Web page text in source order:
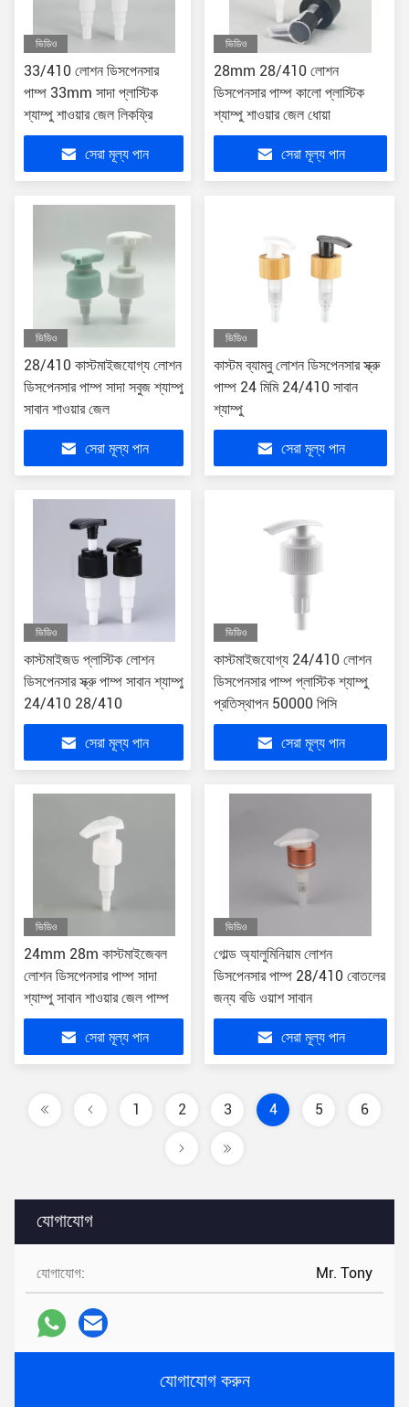
যোগাযোগ
যোগাযোগ: Mr. Tony
যোগাযোগ করুন
ভিডিও
33/410 লোশন ডিসপেনসার
পাম্প 33mm সাদা প্লাস্টিক
শ্যাম্পু শাওয়ার জেল লিকফ্রি
সেরা মূল্য পান
ভিডিও
28mm 28/410 লোশন
ডিসপেনসার পাম্প কালো প্লাস্টিক
শ্যাম্পু শাওয়ার জেল ধোয়া
সেরা মূল্য পান
ভিডিও
28/410 কাস্টমাইজযোগ্য লোশন
ডিসপেনসার পাম্প সাদা সবুজ শ্যাম্পু
সাবান শাওয়ার জেল
সেরা মূল্য পান
ভিডিও
কাস্টম ব্যাম্বু লোশন ডিসপেনসার স্ক্রু
পাম্প 24 মিমি 24/410 সাবান
শ্যাম্পু
সেরা মূল্য পান
ভিডিও
কাস্টমাইজড প্লাস্টিক লোশন
ডিসপেনসার স্ক্রু পাম্প সাবান শ্যাম্পু
24/410 28/410
সেরা মূল্য পান
ভিডিও
কাস্টমাইজযোগ্য 24/410 লোশন
ডিসপেনসার পাম্প প্লাস্টিক শ্যাম্পু
প্রতিস্থাপন 50000 পিসি
সেরা মূল্য পান
ভিডিও
24mm 28m কাস্টমাইজেবল
লোশন ডিসপেনসার পাম্প সাদা
শ্যাম্পু সাবান শাওয়ার জেল পাম্প
সেরা মূল্য পান
ভিডিও
গোল্ড অ্যালুমিনিয়াম লোশন
ডিসপেনসার পাম্প 28/410 বোতলের
জন্য বডি ওয়াশ সাবান
সেরা মূল্য পান
1 2 3 4 5 6